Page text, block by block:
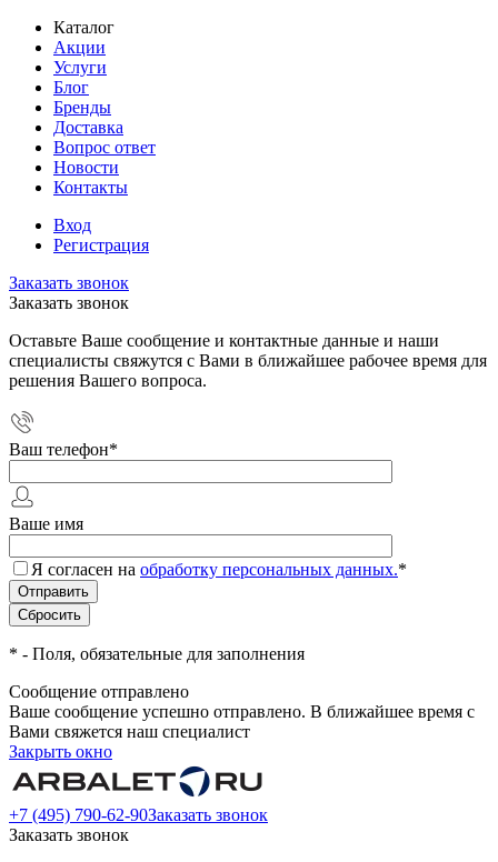
Каталог
Акции
Услуги
Блог
Бренды
Доставка
Вопрос ответ
Новости
Контакты
Вход
Регистрация
Заказать звонок
Заказать звонок
Оставьте Ваше сообщение и контактные данные и наши
специалисты свяжутся с Вами в ближайшее рабочее время для
решения Вашего вопроса.
Ваш телефон*
Ваше имя
Я согласен на обработку персональных данных.*
* - Поля, обязательные для заполнения
Сообщение отправлено
Ваше сообщение успешно отправлено. В ближайшее время с
Вами свяжется наш специалист
Закрыть окно
+7 (495) 790-62-90Заказать звонок
Заказать звонок